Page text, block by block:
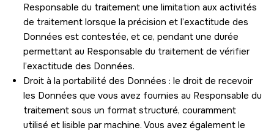
Responsable du traitement une limitation aux activités
de traitement lorsque la précision et l’exactitude des
Données est contestée, et ce, pendant une durée
permettant au Responsable du traitement de vérifier
l’exactitude des Données.
Droit à la portabilité des Données : le droit de recevoir
les Données que vous avez fournies au Responsable du
traitement sous un format structuré, couramment
utilisé et lisible par machine. Vous avez également le